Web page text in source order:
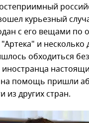
курьезный
с его вещами по
и несколько
обходиться
иностранца
помощь пришли
из других стран.